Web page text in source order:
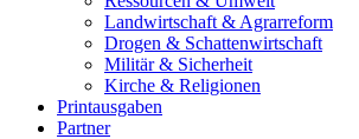
Landwirtschaft & Agrarreform
Drogen & Schattenwirtschaft
Militär & Sicherheit
Kirche & Religionen
Printausgaben
Partner